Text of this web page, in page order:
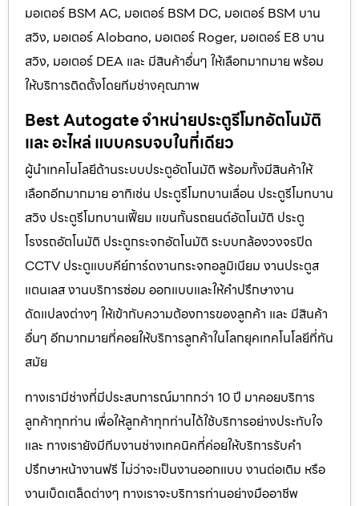
มอเตอร์ BSM AC, มอเตอร์ BSM DC, มอเตอร์ BSM บาน
สวิง, มอเตอร์ Alobano, มอเตอร์ Roger, มอเตอร์ E8 บาน
สวิง, มอเตอร์ DEA และ มีสินค้าอื่นๆ ให้เลือกมากมาย พร้อม
ให้บริการติดตั้งโดยทีมช่างคุณภาพ
Best Autogate จำหน่ายประตูรีโมทอัตโนมัติ
และ อะไหล่ แบบครบจบในที่เดียว
ผู้นำเทคโนโลยีด้านระบบประตูอัตโนมัติ พร้อมทั้งมีสินค้าให้
เลือกอีกมากมาย อาทิเช่น ประตูรีโมทบานเลื่อน ประตูรีโมทบาน
สวิง ประตูรีโมทบานเฟี้ยม แขนกั้นรถยนต์อัตโนมัติ ประตู
โรงรถอัตโนมัติ ประตูกระจกอัตโนมัติ ระบบกล้องวงจรปิด
CCTV ประตูแบบคีย์การ์ดงานกระจกอลูมิเนียม งานประตูส
แตนเลส งานบริการซ่อม ออกแบบและให้คำปรึกษางาน
ดัดแปลงต่างๆ ให้เข้ากับความต้องการของลูกค้า และ มีสินค้า
อื่นๆ อีกมากมายที่คอยให้บริการลูกค้าในโลกยุคเทคโนโลยีที่ทัน
สมัย
ทางเรามีช่างที่มีประสบการณ์มากกว่า 10 ปี มาคอยบริการ
ลูกค้าทุกท่าน เพื่อให้ลูกค้าทุกท่านได้ใช้บริการอย่างประทับใจ
และ ทางเรายังมีทีมงานช่างเทคนิคที่ค่อยให้บริการรับคำ
ปรึกษาหน้างานฟรี ไม่ว่าจะเป็นงานออกแบบ งานต่อเติม หรือ
งานเบ็ดเตล็ดต่างๆ ทางเราจะบริการท่านอย่างมืออาชีพ